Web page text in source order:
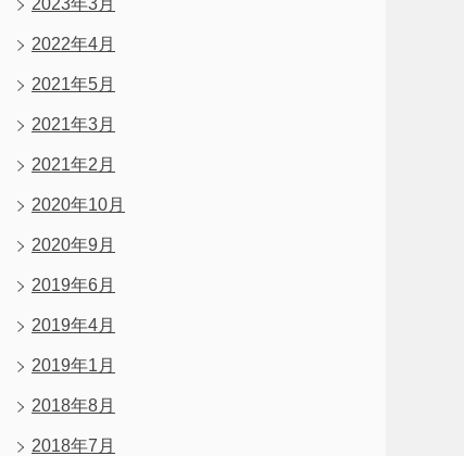
2022年4月
2021年5月
2021年3月
2021年2月
2020年10月
2020年9月
2019年6月
2019年4月
2019年1月
2018年8月
2018年7月